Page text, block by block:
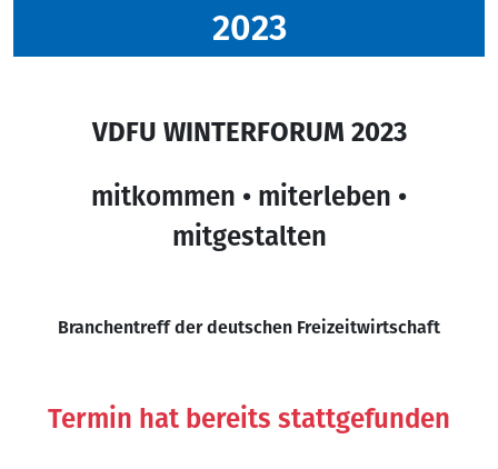
2023
VDFU WINTERFORUM 2023
mitkommen • miterleben •
mitgestalten
Branchentreff der deutschen Freizeitwirtschaft
Termin hat bereits stattgefunden